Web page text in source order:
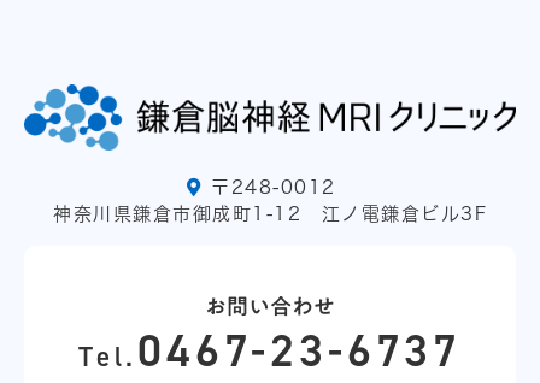
〒248-0012
神奈川県鎌倉市御成町1-12 江ノ電鎌倉ビル3F
お問い合わせ
Tel. 0467-23-6737